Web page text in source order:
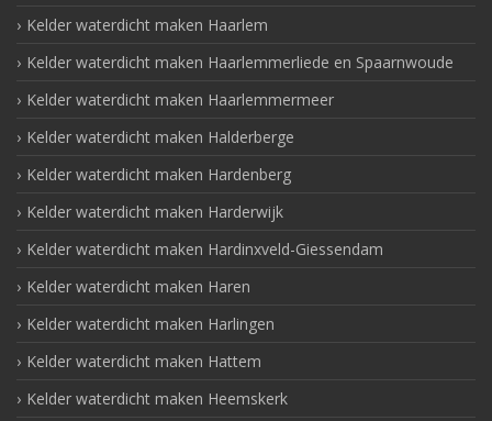
Kelder waterdicht maken Haarlem
Kelder waterdicht maken Haarlemmerliede en Spaarnwoude
Kelder waterdicht maken Haarlemmermeer
Kelder waterdicht maken Halderberge
Kelder waterdicht maken Hardenberg
Kelder waterdicht maken Harderwijk
Kelder waterdicht maken Hardinxveld-Giessendam
Kelder waterdicht maken Haren
Kelder waterdicht maken Harlingen
Kelder waterdicht maken Hattem
Kelder waterdicht maken Heemskerk